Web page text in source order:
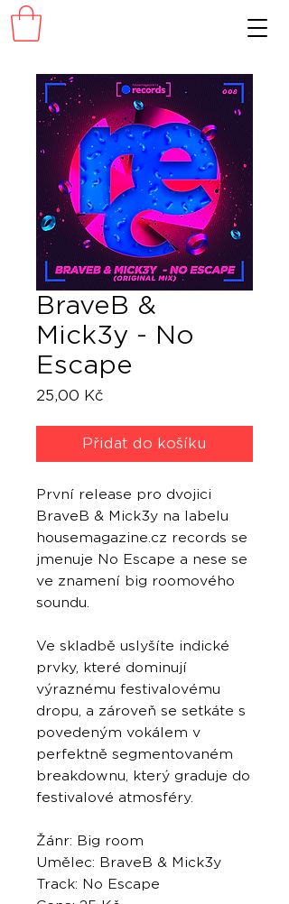
BraveB &
Mick3y - No
Escape
25,00 Kč
Přidat do košíku
První release pro dvojici
BraveB & Mick3y na labelu
housemagazine.cz records se
jmenuje No Escape a nese se
ve znamení big roomového
soundu.
Ve skladbě uslyšíte indické
prvky, které dominují
výraznému festivalovému
dropu, a zároveň se setkáte s
povedeným vokálem v
perfektně segmentovaném
breakdownu, který graduje do
festivalové atmosféry.
Žánr: Big room
Umělec: BraveB & Mick3y
Track: No Escape